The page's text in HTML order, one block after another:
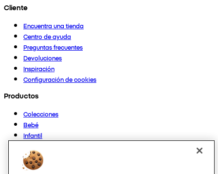
Cliente
Encuentra una tienda
Centro de ayuda
Preguntas frecuentes
Devoluciones
Inspiración
Configuración de cookies
Productos
Colecciones
Bebé
Infantil
Mujer
Hombre